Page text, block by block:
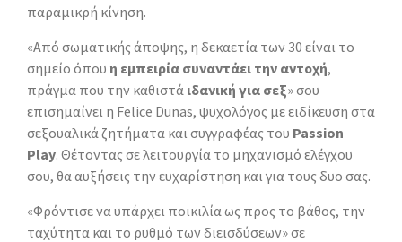
παραμικρή κίνηση.
«Από σωματικής άποψης, η δεκαετία των 30 είναι το
σημείο όπου η εμπειρία συναντάει την αντοχή,
πράγμα που την καθιστά ιδανική για σεξ» σου
επισημαίνει η Felice Dunas, ψυχολόγος με ειδίκευση στα
σεξουαλικά ζητήματα και συγγραφέας του Passion
Play. Θέτοντας σε λειτουργία το μηχανισμό ελέγχου
σου, θα αυξήσεις την ευχαρίστηση και για τους δυο σας.
«Φρόντισε να υπάρχει ποικιλία ως προς το βάθος, την
ταχύτητα και το ρυθμό των διεισδύσεων» σε